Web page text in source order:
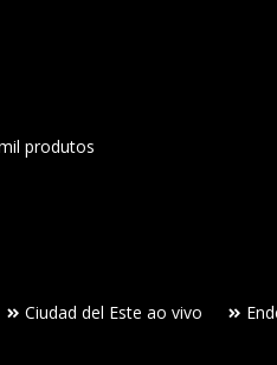
produtos
Ciudad del Este ao vivo